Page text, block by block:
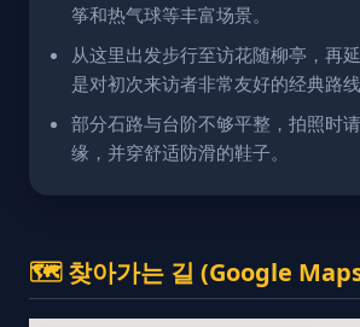
筝和热气球等丰富场景。
从这里出发步行至访花随柳亭，再
是对初次来访者非常友好的经典路线
部分石路与台阶不够平整，拍照时
缘，并穿舒适防滑的鞋子。
🗺️ 찾아가는 길 (Google